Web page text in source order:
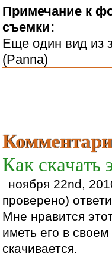
Примечание к
съемки:
Еще один вид из
(Panna)
Как скачать
ноября 22nd,
проверено)
Мне нравится
иметь его в
скачивается.